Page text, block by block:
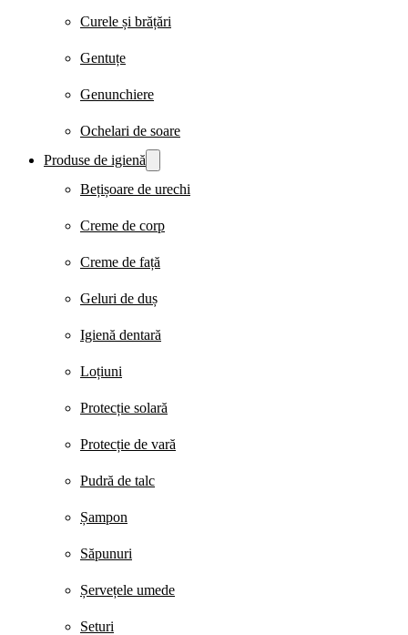
Curele și brățări
Gentuțe
Genunchiere
Ochelari de soare
Produse de igienă
Bețișoare de urechi
Creme de corp
Creme de față
Geluri de duș
Igienă dentară
Loțiuni
Protecție solară
Protecție de vară
Pudră de talc
Șampon
Săpunuri
Șervețele umede
Seturi